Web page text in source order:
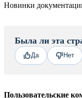
Новинки
Была ли эта
Да Нет
Пользовательские